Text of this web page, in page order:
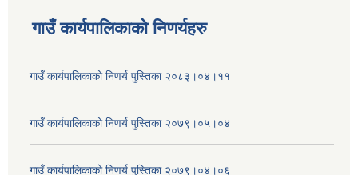
गाउँ कार्यपालिकाकाे निणर्यहरु
गाउँ कार्यपालिकाको निणर्य पुस्तिका २०८३।०४।११
गाउँ कार्यपालिकाको निणर्य पुस्तिका २०७९।०५।०४
गाउँ कार्यपालिकाको निणर्य पुस्तिका २०७९।०४।०६